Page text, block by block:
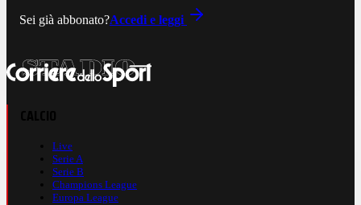
Sei già abbonato?Accedi e leggi
Live
Serie A
Serie B
Champions League
Europa League